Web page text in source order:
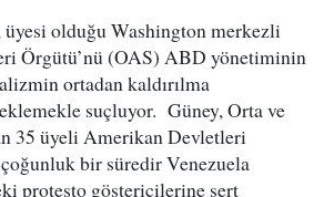
üyesi olduğu Washington merkezli
Örgütü’nü (OAS) ABD yönetiminin
ortadan kaldırılma
suçluyor. Güney, Orta ve
35 üyeli Amerikan Devletleri
bir süredir Venezuela
protesto göstericilerine sert